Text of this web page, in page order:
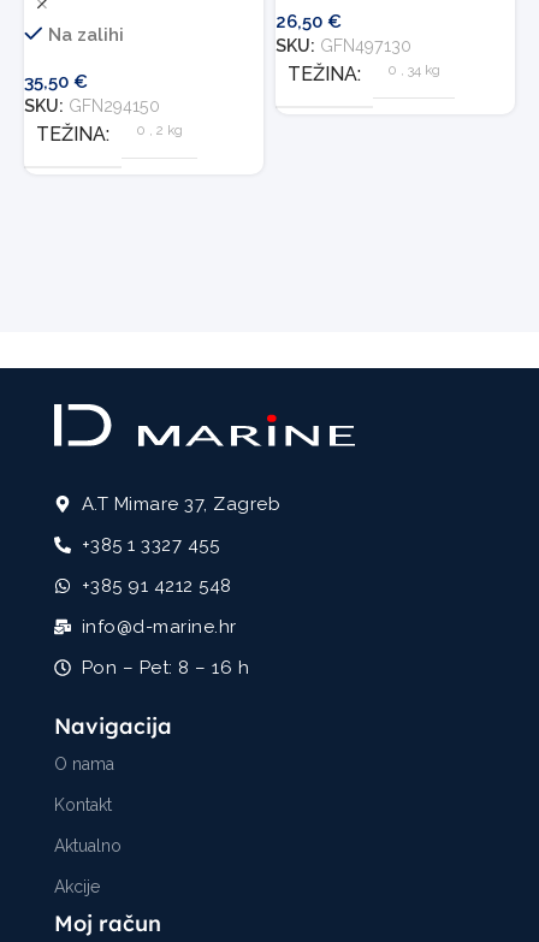
Na zalihi
35,50 €
SKU: GFN294150
TEŽINA 0 , 2 kg
26,50 €
SKU: GFN497130
TEŽINA 0 , 34 kg
A.T Mimare 37, Zagreb
+385 1 3327 455
+385 91 4212 548
info@d-marine.hr
Pon – Pet: 8 – 16 h
Navigacija
O nama
Kontakt
Aktualno
Akcije
Moj račun